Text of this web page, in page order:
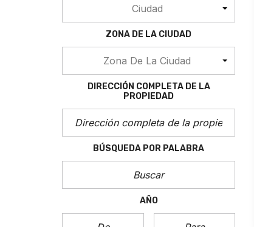
Ciudad
ZONA DE LA CIUDAD
Zona De La Ciudad
DIRECCIÓN COMPLETA DE LA
PROPIEDAD
BÚSQUEDA POR PALABRA
AÑO